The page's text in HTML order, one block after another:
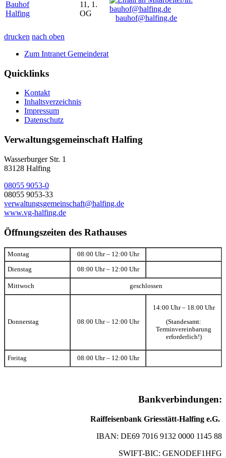
Bauhof
Halfing
11, 1.
OG
bauhof@halfing.de
drucken nach oben
Zum Intranet Gemeinderat
Quicklinks
Kontakt
Inhaltsverzeichnis
Impressum
Datenschutz
Verwaltungsgemeinschaft Halfing
Wasserburger Str. 1
83128 Halfing
08055 9053-0
08055 9053-33
verwaltungsgemeinschaft@halfing.de
www.vg-halfing.de
Öffnungszeiten des Rathauses
Montag 08:00 Uhr – 12:00 Uhr
Dienstag 08:00 Uhr – 12:00 Uhr
Mittwoch geschlossen
Donnerstag 08:00 Uhr – 12:00 Uhr
14:00 Uhr – 18:00 Uhr
(Standesamt:
Terminvereinbarung
erforderlich!)
Freitag 08:00 Uhr – 12:00 Uhr
Bankverbindungen:
Raiffeisenbank Griesstätt-Halfing e.G.
IBAN: DE69 7016 9132 0000 1145 88
SWIFT-BIC: GENODEF1HFG